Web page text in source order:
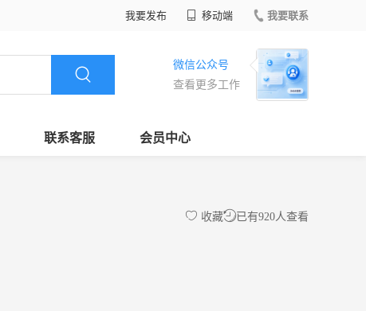
我要发布 移动端 我要联系
微信公众号
查看更多工作
联系客服 会员中心
已有920人查看
收藏